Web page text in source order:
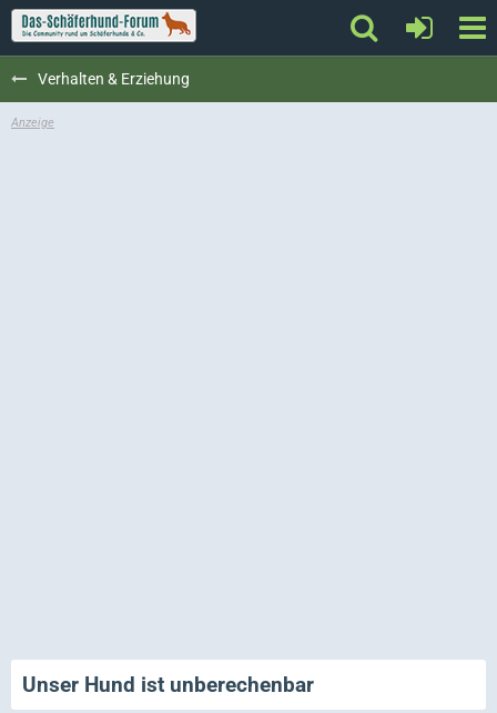
Verhalten & Erziehung
Unser Hund ist unberechenbar